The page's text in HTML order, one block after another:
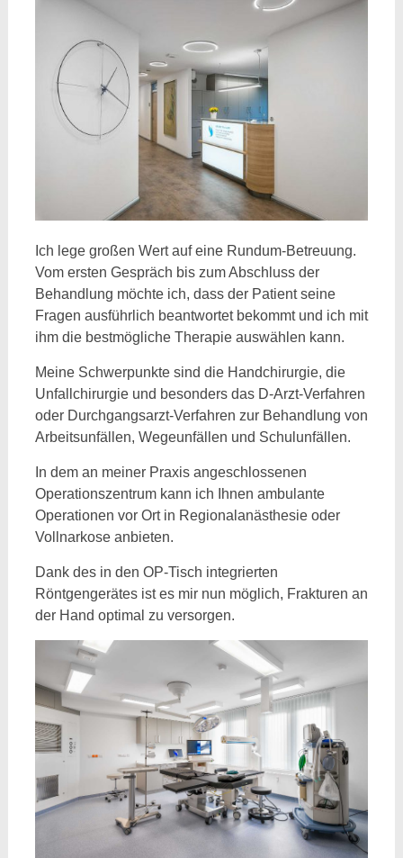
Ich lege großen Wert auf eine Rundum-Betreuung.
Vom ersten Gespräch bis zum Abschluss der
Behandlung möchte ich, dass der Patient seine
Fragen ausführlich beantwortet bekommt und ich mit
ihm die bestmögliche Therapie auswählen kann.
Meine Schwerpunkte sind die Handchirurgie, die
Unfallchirurgie und besonders das D-Arzt-Verfahren
oder Durchgangsarzt-Verfahren zur Behandlung von
Arbeitsunfällen, Wegeunfällen und Schulunfällen.
In dem an meiner Praxis angeschlossenen
Operationszentrum kann ich Ihnen ambulante
Operationen vor Ort in Regionalanästhesie oder
Vollnarkose anbieten.
Dank des in den OP-Tisch integrierten
Röntgengerätes ist es mir nun möglich, Frakturen an
der Hand optimal zu versorgen.